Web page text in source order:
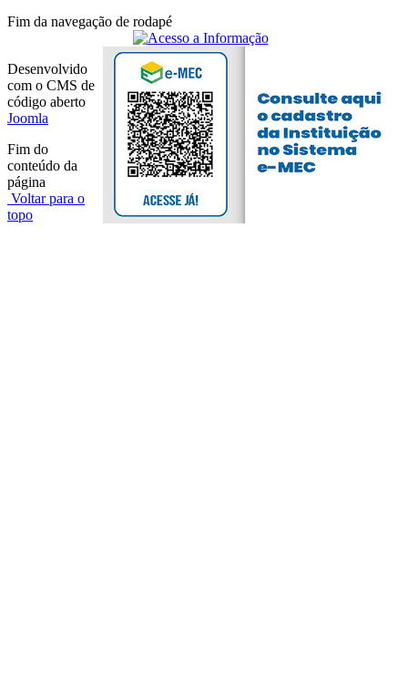
Fim da navegação de rodapé
Desenvolvido
com o CMS de
código aberto
Joomla
Fim do
conteúdo da
página
Voltar para o
topo